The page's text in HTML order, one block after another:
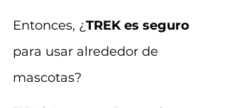
Entonces, ¿TREK es seguro
para usar alrededor de
mascotas?